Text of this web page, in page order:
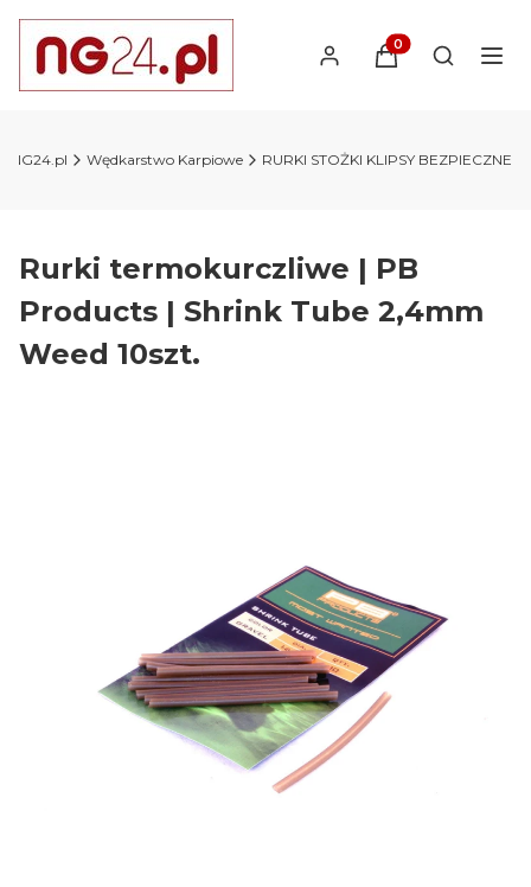
Produkty w
Otwórz
NG24.pl Wędkarstwo Karpiowe RURKI STOŻKI KLIPSY BEZPIECZNE
Rurki termokurczliwe | PB
Products | Shrink Tube 2,4mm
Weed 10szt.